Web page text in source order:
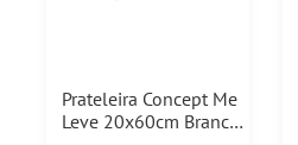
Prateleira Concept Me
Leve 20x60cm Branca